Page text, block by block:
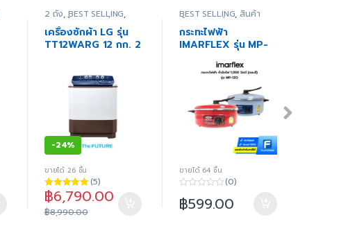
2 ถัง,BEST SELLING,
สินค้าทั้งหมด เครื่องซัก
ผ้า,เครื่องใช้ไฟฟ้าภายใน
บ้าน
เครื่องซักผ้า LG รุ่น
TT12WARG 12 กก. 2
-24%
ขายได้ 26 ชิ้น
ให้คะแนน
5.00ตั้งแต่ 1-
5 คะแนน
(5)
฿6,790.00
฿8,990.00
BEST SELLING, สินค้า
ทั้งหมด เครื่องใช้ไฟฟ้า
ขนาดเล็ก,เครื่องใช้ไฟฟ้า
ในครัว,เตา - กระทะไฟฟ้า
กระทะไฟฟ้า
IMARFLEX รุ่น MP-
12Q กำลังไฟ 1,050
ขายได้ 64 ชิ้น
o
u
(0)
฿599.00